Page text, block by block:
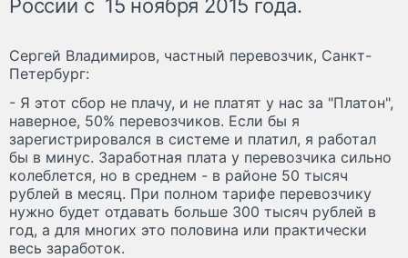
России с 15 ноября 2015 года.
Сергей Владимиров, частный перевозчик, Санкт-
Петербург:
- Я этот сбор не плачу, и не платят у нас за "Платон",
наверное, 50% перевозчиков. Если бы я
зарегистрировался в системе и платил, я работал
бы в минус. Заработная плата у перевозчика сильно
колеблется, но в среднем - в районе 50 тысяч
рублей в месяц. При полном тарифе перевозчику
нужно будет отдавать больше 300 тысяч рублей в
год, а для многих это половина или практически
весь заработок.